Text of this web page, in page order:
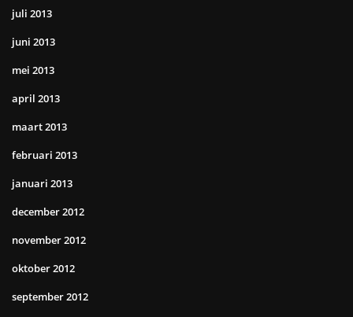
juli 2013
juni 2013
mei 2013
april 2013
maart 2013
februari 2013
januari 2013
december 2012
november 2012
oktober 2012
september 2012